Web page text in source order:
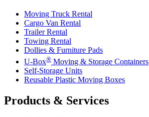
Moving Truck Rental
Cargo Van Rental
Trailer Rental
Towing Rental
Dollies & Furniture Pads
U-Box® Moving & Storage Containers
Self-Storage Units
Reusable Plastic Moving Boxes
Products & Services